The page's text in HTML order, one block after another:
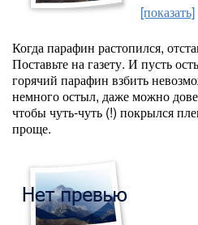
[показать]
Когда парафин растопился,
Поставьте на газету. И пусть
горячий парафин взбить
немного остыл, даже можно
чтобы чуть-чуть (!) покрылся
проще.